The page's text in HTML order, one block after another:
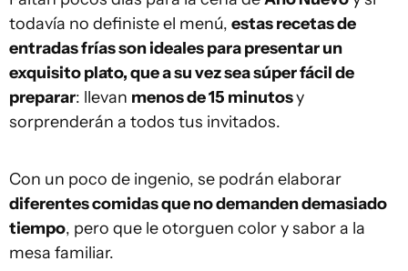
todavía no definiste el menú, estas recetas de
entradas frías son ideales para presentar un
exquisito plato, que a su vez sea súper fácil de
preparar: llevan menos de 15 minutosy
sorprenderán a todos tus invitados.
Con un poco de ingenio, se podrán elaborar
diferentes comidas que no demanden demasiado
tiempo, pero que le otorguen color y sabor a la
mesa familiar.